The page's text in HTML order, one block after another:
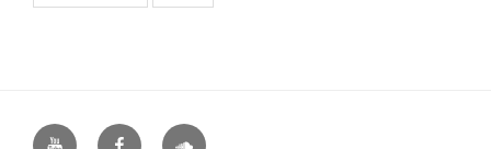
Youtube FacebookSoundCloud